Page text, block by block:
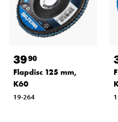
3990
Flapdisc 125 mm,
K60
19-264